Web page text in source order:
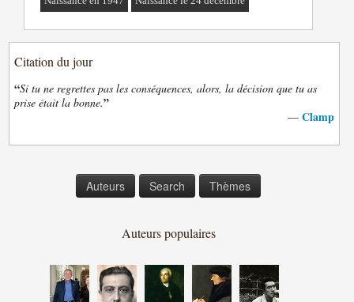
Citation du jour
“Si tu ne regrettes pas les conséquences, alors, la décision que tu as
prise était la bonne.”
— Clamp
Auteurs Search Thèmes
Auteurs populaires